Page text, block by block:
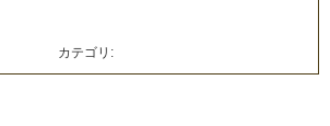
カテゴリ: